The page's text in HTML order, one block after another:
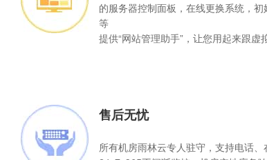
的服务器控制面板，在线更换系统，
等
提供“网站管理助手”，让您用起来跟虚
售后无忧
所有机房雨林云专人驻守，支持电话